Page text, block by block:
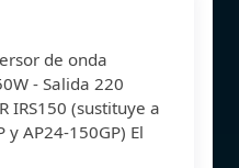
de onda
- Salida 220
IRS150 (sustituye a
y AP24-150GP) El